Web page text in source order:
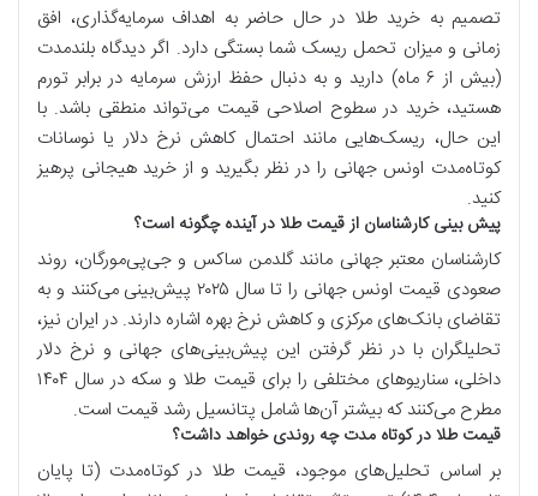
تصمیم به خرید طلا در حال حاضر به اهداف سرمایه‌گذاری، افق
زمانی و میزان تحمل ریسک شما بستگی دارد. اگر دیدگاه بلندمدت
(بیش از ۶ ماه) دارید و به دنبال حفظ ارزش سرمایه در برابر تورم
هستید، خرید در سطوح اصلاحی قیمت می‌تواند منطقی باشد. با
این حال، ریسک‌هایی مانند احتمال کاهش نرخ دلار یا نوسانات
کوتاه‌مدت اونس جهانی را در نظر بگیرید و از خرید هیجانی پرهیز
کنید.
پیش بینی کارشناسان از قیمت طلا در آینده چگونه است؟
کارشناسان معتبر جهانی مانند گلدمن ساکس و جی‌پی‌مورگان، روند
صعودی قیمت اونس جهانی را تا سال ۲۰۲۵ پیش‌بینی می‌کنند و به
تقاضای بانک‌های مرکزی و کاهش نرخ بهره اشاره دارند. در ایران نیز،
تحلیلگران با در نظر گرفتن این پیش‌بینی‌های جهانی و نرخ دلار
داخلی، سناریوهای مختلفی را برای قیمت طلا و سکه در سال ۱۴۰۴
مطرح می‌کنند که بیشتر آن‌ها شامل پتانسیل رشد قیمت است.
قیمت طلا در کوتاه مدت چه روندی خواهد داشت؟
بر اساس تحلیل‌های موجود، قیمت طلا در کوتاه‌مدت (تا پایان